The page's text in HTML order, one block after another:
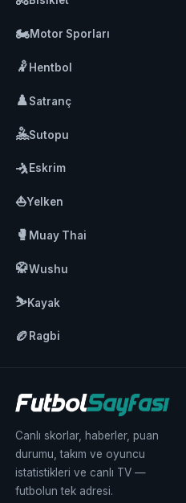
🏍️Motor Sporları
🤾 Hentbol
♟️Satranç
🤽Sutopu
🤺Eskrim
⛵Yelken
🥊 Muay Thai
🥋Wushu
⛷️Kayak
🏉 Ragbi
Canlı skorlar, haberler, puan
durumu, takım ve oyuncu
istatistikleri ve canlı TV —
futbolun tek adresi.